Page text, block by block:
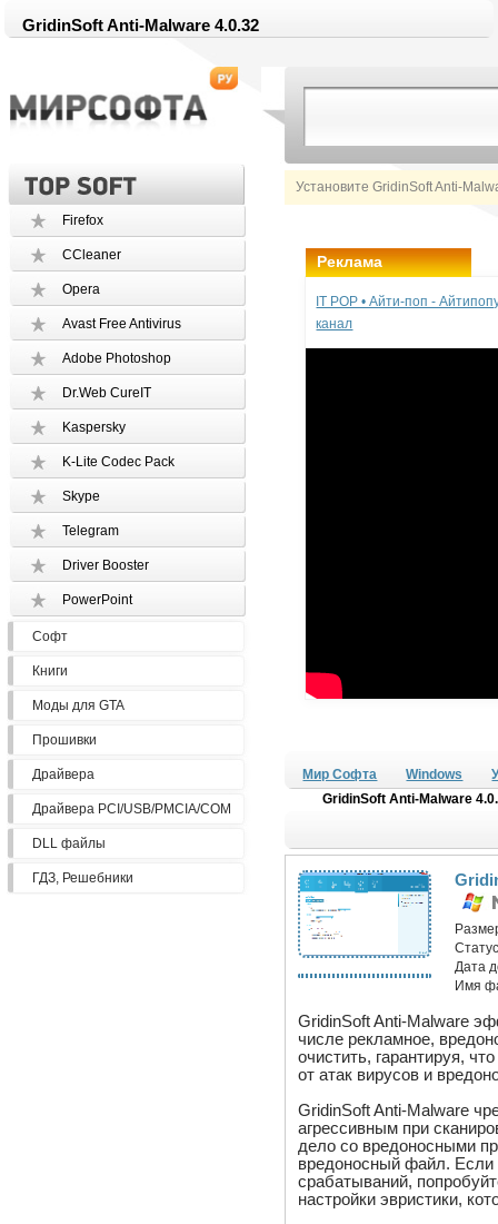
GridinSoft Anti-Malware 4.0.32
Установите GridinSoft Anti-
Firefox
CCleaner
Opera
Avast Free Antivirus
Adobe Photoshop
Dr.Web CureIT
Kaspersky
K-Lite Codec Pack
Skype
Telegram
Driver Booster
PowerPoint
Софт
Книги
Моды для GTA
Прошивки
Драйвера
Драйвера PCI/USB/PMCIA/COM
DLL файлы
ГДЗ, Решебники
Реклама
IT POP • Айти-поп -
канал
Мир Софта Windows
GridinSoft Anti-Malware
Дата
Имя
GridinSoft Anti-Malware
числе рекламное,
очистить, гарантируя,
от атак вирусов и
GridinSoft Anti-Malware
агрессивным при
дело со вредоносными
вредоносный файл. Если
срабатываний,
настройки эвристики,